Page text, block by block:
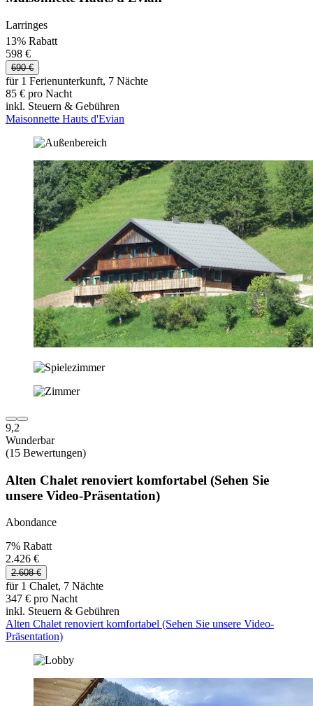
Larringes
13% Rabatt
598 €
690 €
für 1 Ferienunterkunft, 7 Nächte
85 € pro Nacht
inkl. Steuern & Gebühren
Maisonnette Hauts d'Evian
9,2
Wunderbar
(15 Bewertungen)
Alten Chalet renoviert komfortabel (Sehen Sie
unsere Video-Präsentation)
Abondance
7% Rabatt
2.426 €
2.608 €
für 1 Chalet, 7 Nächte
347 € pro Nacht
inkl. Steuern & Gebühren
Alten Chalet renoviert komfortabel (Sehen Sie unsere Video-
Präsentation)